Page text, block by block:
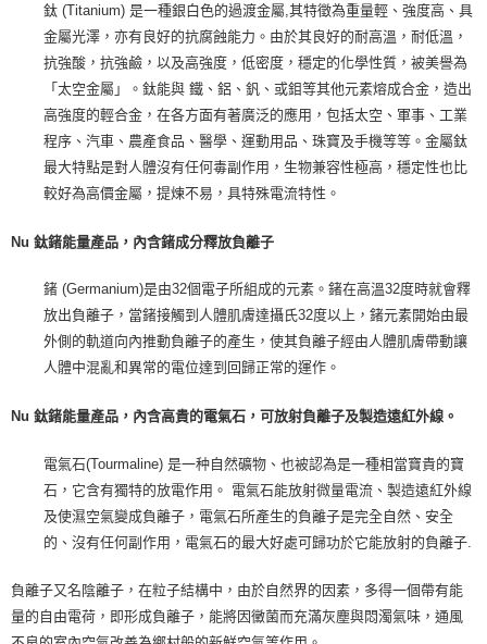
鈦 (Titanium) 是一種銀白色的過渡金屬,其特徵為重量輕、強度高、具
金屬光澤，亦有良好的抗腐蝕能力。由於其良好的耐高溫，耐低溫，
抗強酸，抗強鹼，以及高強度，低密度，穩定的化學性質，被美譽為
「太空金屬」。鈦能與 鐵、鋁、釩、或鉬等其他元素熔成合金，造出
高強度的輕合金，在各方面有著廣泛的應用，包括太空、軍事、工業
程序、汽車、農產食品、醫學、運動用品、珠寶及手機等等。金屬鈦
最大特點是對人體沒有任何毒副作用，生物兼容性極高，穩定性也比
較好為高價金屬，提煉不易，具特殊電流特性。
Nu 鈦鍺能量產品，內含鍺成分釋放負離子
鍺 (Germanium)是由32個電子所組成的元素。鍺在高溫32度時就會釋
放出負離子，當鍺接觸到人體肌膚達攝氏32度以上，鍺元素開始由最
外側的軌道向內推動負離子的產生，使其負離子經由人體肌膚帶動讓
人體中混亂和異常的電位達到回歸正常的運作。
Nu 鈦鍺能量產品，內含高貴的電氣石，可放射負離子及製造遠紅外線。
電氣石(Tourmaline) 是一种自然礦物、也被認為是一種相當寶貴的寶
石，它含有獨特的放電作用。 電氣石能放射微量電流、製造遠紅外線
及使濕空氣變成負離子，電氣石所產生的負離子是完全自然、安全
的、沒有任何副作用，電氣石的最大好處可歸功於它能放射的負離子.
負離子又名陰離子，在粒子結構中，由於自然界的因素，多得一個帶有能
量的自由電荷，即形成負離子，能將因黴菌而充滿灰塵與悶濁氣味，通風